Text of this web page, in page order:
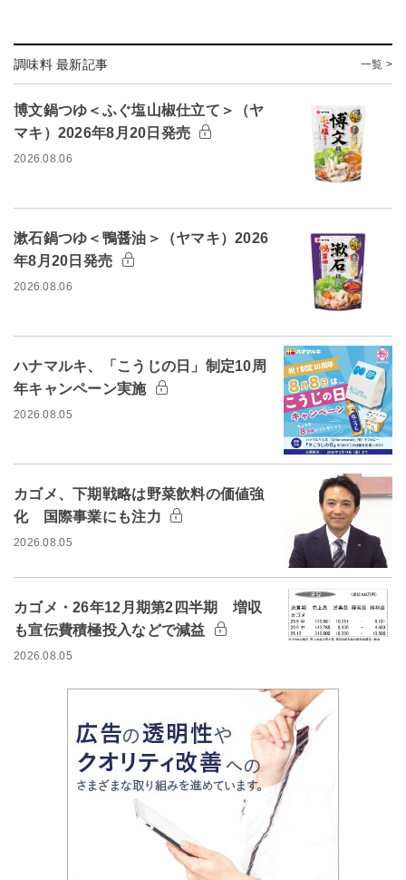
調味料 最新記事 一覧 >
博文鍋つゆ＜ふぐ塩山椒仕立て＞（ヤ
マキ）2026年8月20日発売
2026.08.06
漱石鍋つゆ＜鴨醤油＞（ヤマキ）2026
年8月20日発売
2026.08.06
ハナマルキ、「こうじの日」制定10周
年キャンペーン実施
2026.08.05
カゴメ、下期戦略は野菜飲料の価値強
化 国際事業にも注力
2026.08.05
カゴメ・26年12月期第2四半期 増収
も宣伝費積極投入などで減益
2026.08.05